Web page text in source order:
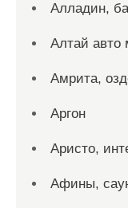
Алладин,
Алтай авто
Амрита,
Аргон
Аристо,
Афины,